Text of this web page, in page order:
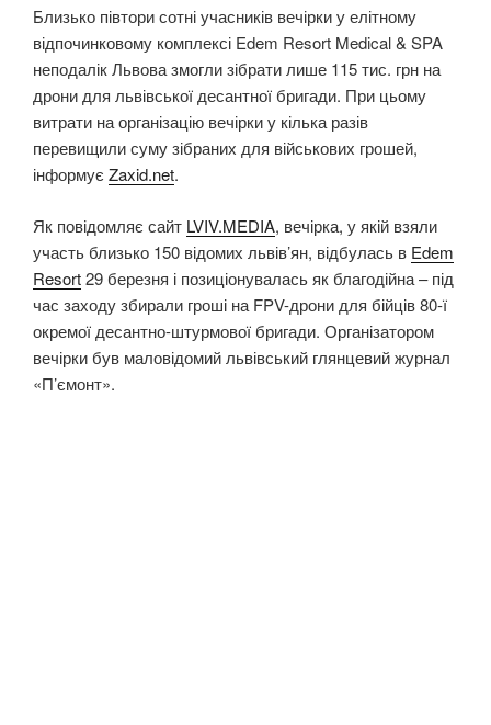
Близько півтори сотні учасників вечірки у елітному
відпочинковому комплексі Edem Resort Medical & SPA
неподалік Львова змогли зібрати лише 115 тис. грн на
дрони для львівської десантної бригади. При цьому
витрати на організацію вечірки у кілька разів
перевищили суму зібраних для військових грошей,
інформує Zaxid.net.
Як повідомляє сайт LVIV.MEDIA, вечірка, у якій взяли
участь близько 150 відомих львів’ян, відбулась в Edem
Resort29 березня і позиціонувалась як благодійна – під
час заходу збирали гроші на FPV-дрони для бійців 80-ї
окремої десантно-штурмової бригади. Організатором
вечірки був маловідомий львівський глянцевий журнал
«П’ємонт».